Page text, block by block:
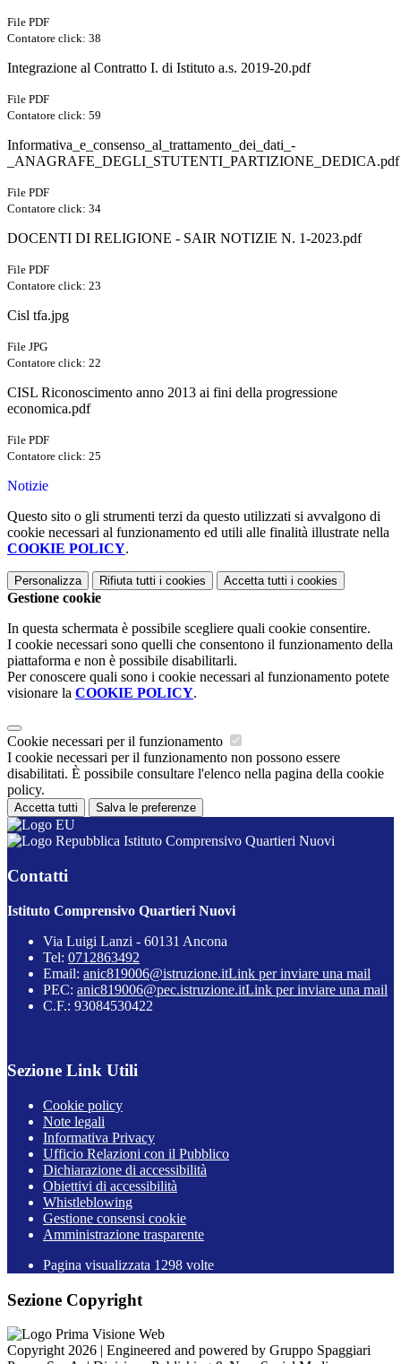
File PDF
Contatore click: 38
Integrazione al Contratto I. di Istituto a.s. 2019-20.pdf
File PDF
Contatore click: 59
Informativa_e_consenso_al_trattamento_dei_dati_-
_ANAGRAFE_DEGLI_STUTENTI_PARTIZIONE_DEDICA.pdf
File PDF
Contatore click: 34
DOCENTI DI RELIGIONE - SAIR NOTIZIE N. 1-2023.pdf
File PDF
Contatore click: 23
Cisl tfa.jpg
File JPG
Contatore click: 22
CISL Riconoscimento anno 2013 ai fini della progressione
economica.pdf
File PDF
Contatore click: 25
Notizie
Questo sito o gli strumenti terzi da questo utilizzati si avvalgono di
cookie necessari al funzionamento ed utili alle finalità illustrate nella
COOKIE POLICY.
Personalizza Rifiuta tutti i cookies Accetta tutti i cookies
Gestione cookie
In questa schermata è possibile scegliere quali cookie consentire.
I cookie necessari sono quelli che consentono il funzionamento della
piattaforma e non è possibile disabilitarli.
Per conoscere quali sono i cookie necessari al funzionamento potete
visionare la COOKIE POLICY.
Cookie necessari per il funzionamento
I cookie necessari per il funzionamento non possono essere
disabilitati. È possibile consultare l'elenco nella pagina della cookie
policy.
Accetta tutti Salva le preferenze
Istituto Comprensivo Quartieri Nuovi
Contatti
Istituto Comprensivo Quartieri Nuovi
Via Luigi Lanzi - 60131 Ancona
Tel: 0712863492
Email: anic819006@istruzione.itLink per inviare una mail
PEC: anic819006@pec.istruzione.itLink per inviare una mail
C.F.: 93084530422
Sezione Link Utili
Cookie policy
Note legali
Informativa Privacy
Ufficio Relazioni con il Pubblico
Dichiarazione di accessibilità
Obiettivi di accessibilità
Whistleblowing
Gestione consensi cookie
Amministrazione trasparente
Pagina visualizzata 1298 volte
Sezione Copyright
Copyright 2026 | Engineered and powered by Gruppo Spaggiari